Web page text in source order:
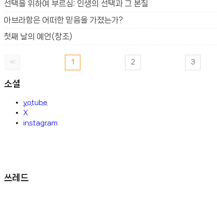
선택을 위하여 부르심: 인생의 선택과 그 본질
아브라함은 어떠한 믿음을 가졌는가?
첫째 날의 예언(창조)
« 1 2 3
소셜
yotube
X
instagram
쓰레드